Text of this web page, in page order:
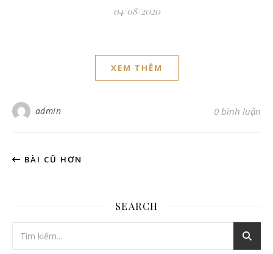
04/08/2020
XEM THÊM
admin 0 bình luận
BÀI CŨ HƠN
SEARCH